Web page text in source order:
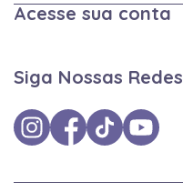
Acesse sua conta
Siga Nossas Redes